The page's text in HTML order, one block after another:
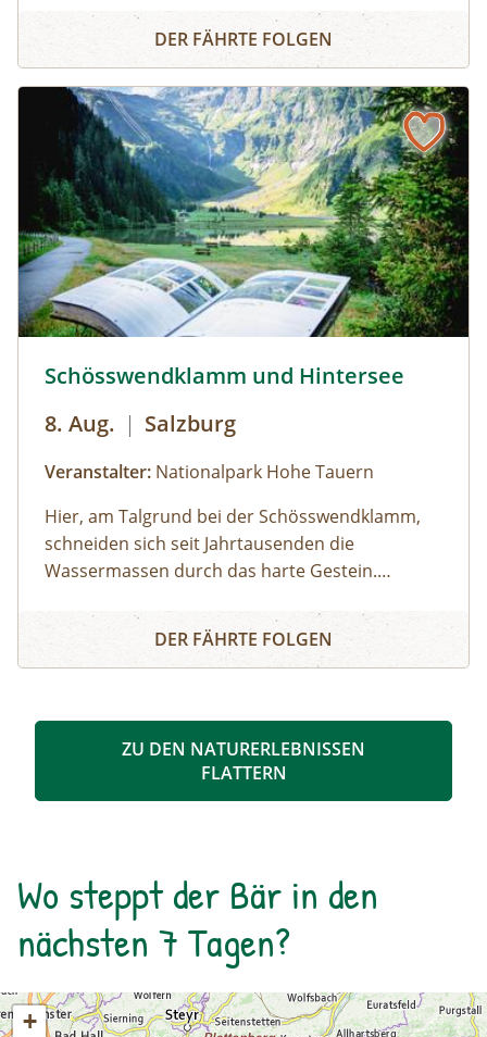
Gesäuse mit Nationalpark Ranger:in – wilde
Natur und besondere Orte.
Bus muss gestellt werden. Auf Wunsch ist eine
Kaffeepause im Nationalpark Pavillon
Gstatterboden möglich (nicht im Preis
inkludiert, muss selbst organisiert
werden).Wetterfeste Bekleidung und festes
Schuhwerk für Zwischenstopps ist
empfehlenswert.
Panoramarundfahrt im Nationalpark Gesäuse
DER FÄHRTE FOLGEN
Schösswendklamm und Hintersee
8. Aug. | Salzburg
Veranstalter: Nationalpark Hohe Tauern
Hier, am Talgrund bei der Schösswendklamm,
schneiden sich seit Jahrtausenden die
Wassermassen durch das harte Gestein.
Kolke und kleine Wasserfälle entstanden. Der
Klamm folgend geht es weiter bis zum Hintersee
mit Blick über den Talschluss mit seinen
Schösswendklamm und Hintersee
DER FÄHRTE FOLGEN
ZU DEN NATURERLEBNISSEN
FLATTERN
Wo steppt der Bär in den
nächsten 7 Tagen?
+